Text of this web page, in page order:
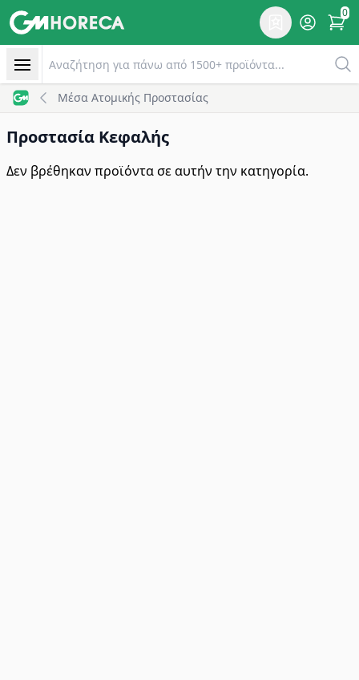
Προστασία Κεφαλής μίας χρήσης | GM HorecaΕπιθυμητό
Account
0
Μέσα Ατομικής Προστασίας
Προστασία Κεφαλής
Δεν βρέθηκαν προϊόντα σε αυτήν την κατηγορία.